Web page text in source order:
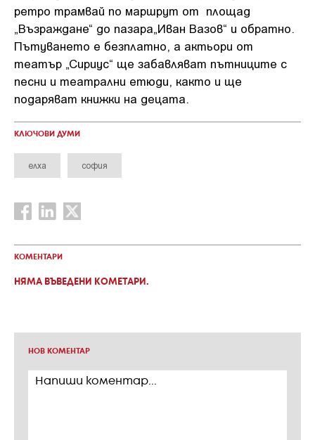
ретро трамвай по маршрут от площад
„Възраждане“ до пазара„Иван Вазов“ и обратно.
Пътуването е безплатно, а актьори от
театър „Сириус“ ще забавляват пътниците с
песни и театрални етюди, както и ще
подаряват книжки на децата.
КЛЮЧОВИ ДУМИ
елха софия
КОМЕНТАРИ
НЯМА ВЪВЕДЕНИ КОМЕТАРИ.
НОВ КОМЕНТАР